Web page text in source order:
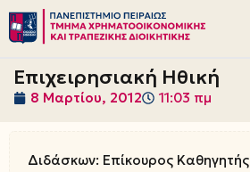
Μεταπηδήστε
στο
περιεχόμενο
Επιχειρησιακή Ηθική
8 Μαρτίου, 2012 11:03 πμ
Διδάσκων: Επίκουρος Καθηγητής